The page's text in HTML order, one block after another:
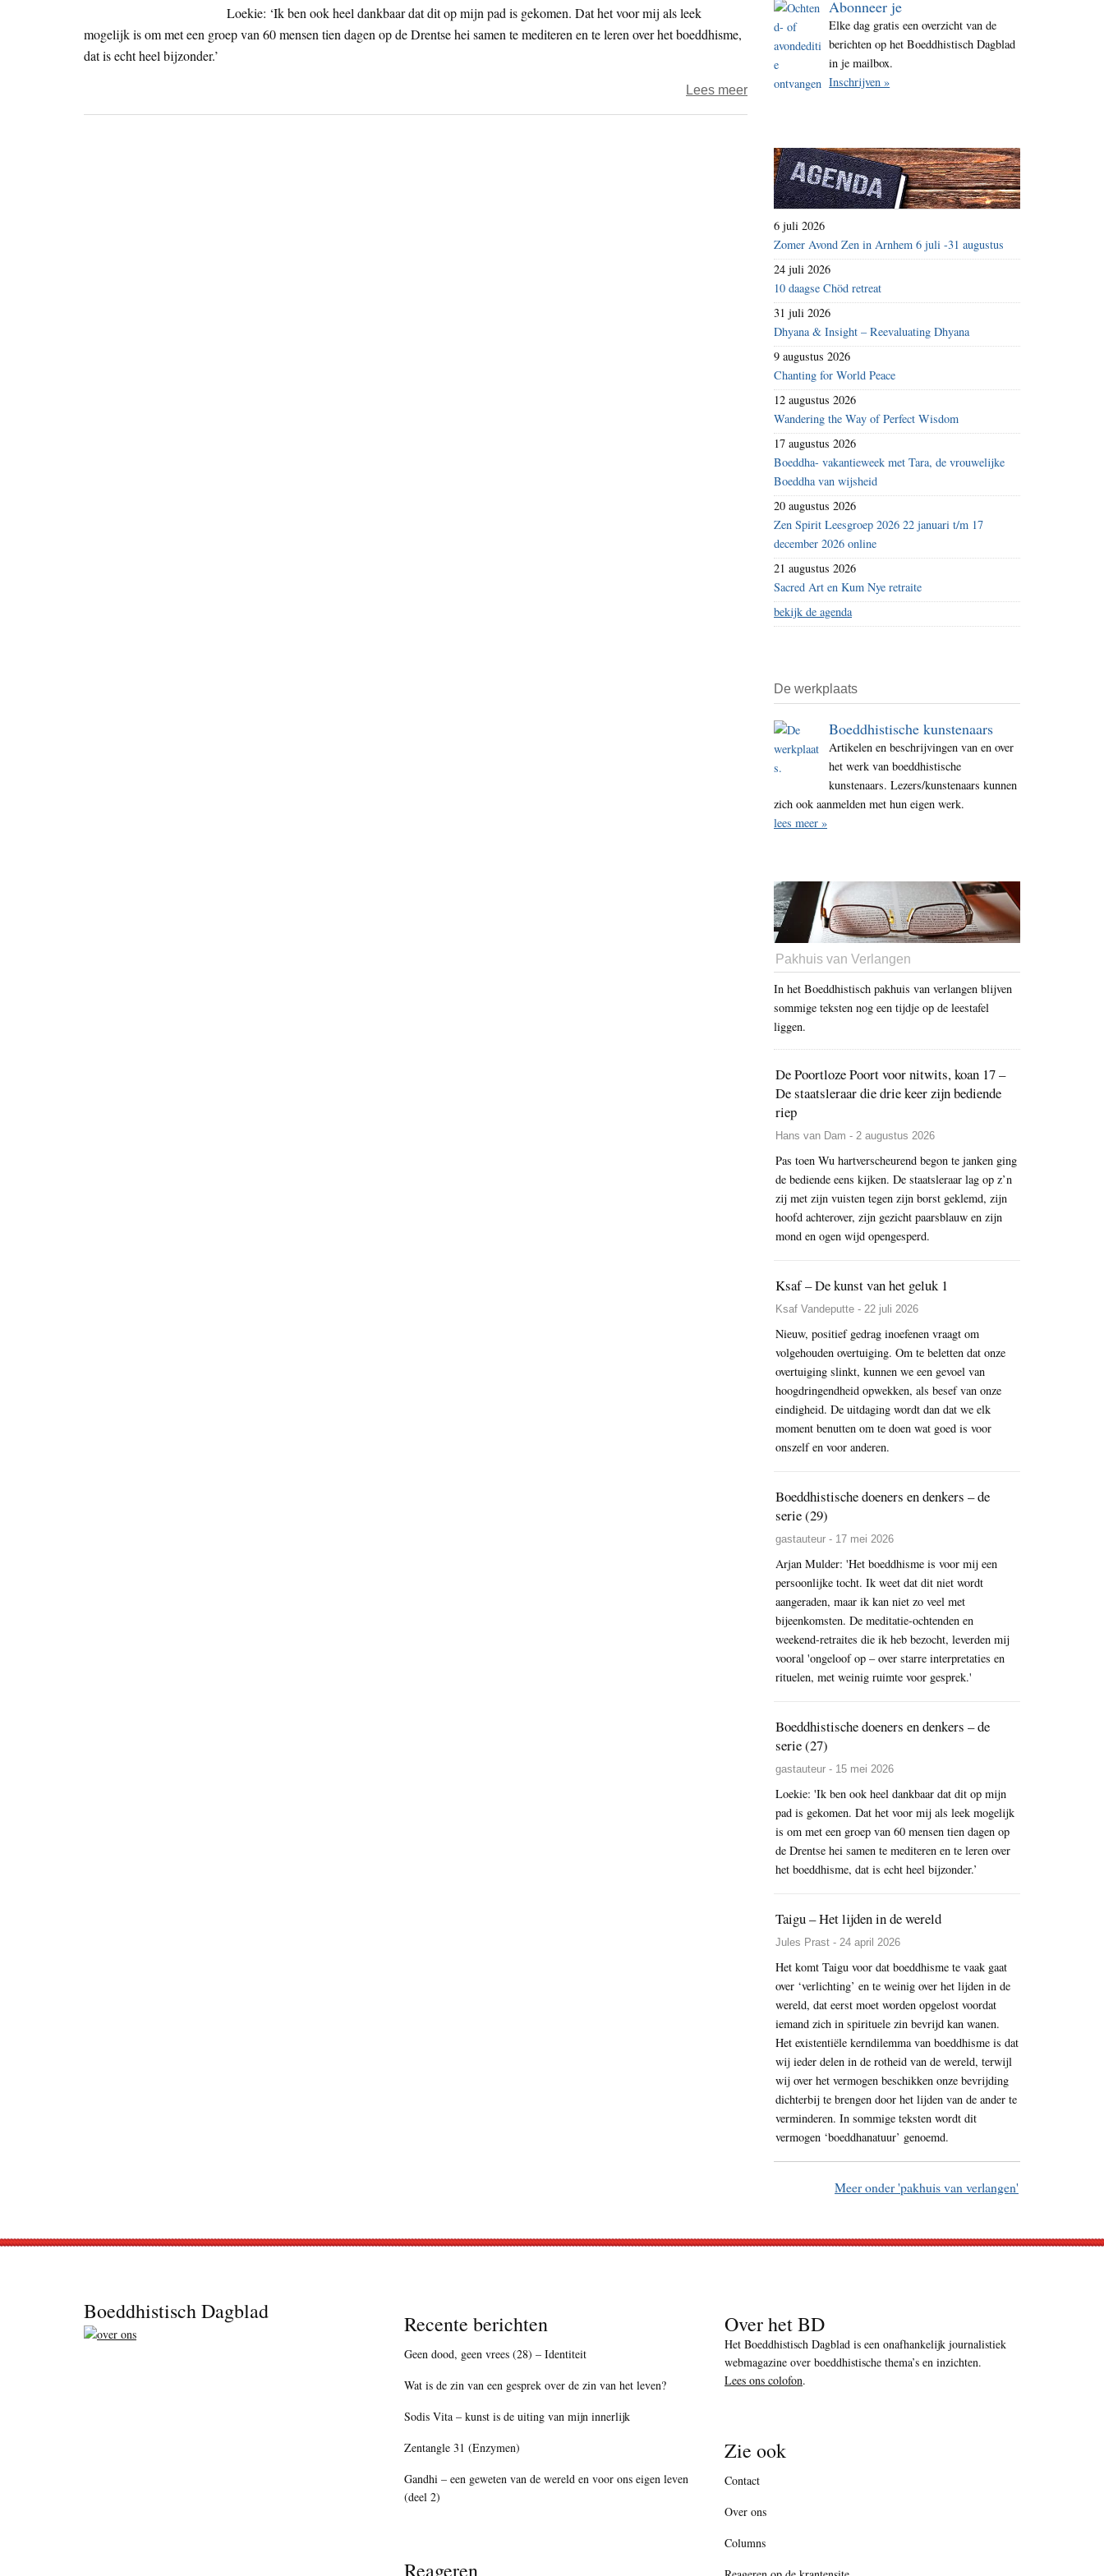
i
t
Loekie: ‘Ik ben ook heel dankbaar dat dit op mijn pad is gekomen. Dat het voor mij als leek
mogelijk is om met een groep van 60 mensen tien dagen op de Drentse hei samen te mediteren en te leren over het boeddhisme,
dat is echt heel bijzonder.’
Lees meerover
denkers
serie
Abonneer je
Elke dag gratis een overzicht van de
berichten op het Boeddhistisch Dagblad
in je mailbox.
Inschrijven »
6 juli 2026
Zomer Avond Zen in Arnhem 6 juli -31 augustus
24 juli 2026
10 daagse Chöd retreat
31 juli 2026
Dhyana & Insight – Reevaluating Dhyana
9 augustus 2026
Chanting for World Peace
12 augustus 2026
Wandering the Way of Perfect Wisdom
17 augustus 2026
Boeddha- vakantieweek met Tara, de vrouwelijke
Boeddha van wijsheid
20 augustus 2026
Zen Spirit Leesgroep 2026 22 januari t/m 17
december 2026 online
21 augustus 2026
Sacred Art en Kum Nye retraite
bekijk de agenda
De werkplaats
Boeddhistische kunstenaars
Artikelen en beschrijvingen van en over
het werk van boeddhistische
kunstenaars. Lezers/kunstenaars kunnen
zich ook aanmelden met hun eigen werk.
lees meer »
Pakhuis van Verlangen
In het Boeddhistisch pakhuis van verlangen blijven
sommige teksten nog een tijdje op de leestafel
liggen.
De Poortloze Poort voor nitwits, koan 17 –
De staatsleraar die drie keer zijn bediende
riep
Hans van Dam - 2 augustus 2026
Pas toen Wu hartverscheurend begon te janken ging
de bediende eens kijken. De staatsleraar lag op z’n
zij met zijn vuisten tegen zijn borst geklemd, zijn
hoofd achterover, zijn gezicht paarsblauw en zijn
mond en ogen wijd opengesperd.
Ksaf – De kunst van het geluk 1
Ksaf Vandeputte - 22 juli 2026
Nieuw, positief gedrag inoefenen vraagt om
volgehouden overtuiging. Om te beletten dat onze
overtuiging slinkt, kunnen we een gevoel van
hoogdringendheid opwekken, als besef van onze
eindigheid. De uitdaging wordt dan dat we elk
moment benutten om te doen wat goed is voor
onszelf en voor anderen.
Boeddhistische doeners en denkers – de
serie (29)
gastauteur - 17 mei 2026
Arjan Mulder: 'Het boeddhisme is voor mij een
persoonlijke tocht. Ik weet dat dit niet wordt
aangeraden, maar ik kan niet zo veel met
bijeenkomsten. De meditatie-ochtenden en
weekend-retraites die ik heb bezocht, leverden mij
vooral 'ongeloof op – over starre interpretaties en
rituelen, met weinig ruimte voor gesprek.'
Boeddhistische doeners en denkers – de
serie (27)
gastauteur - 15 mei 2026
Loekie: 'Ik ben ook heel dankbaar dat dit op mijn
pad is gekomen. Dat het voor mij als leek mogelijk
is om met een groep van 60 mensen tien dagen op
de Drentse hei samen te mediteren en te leren over
het boeddhisme, dat is echt heel bijzonder.’
Taigu – Het lijden in de wereld
Jules Prast - 24 april 2026
Het komt Taigu voor dat boeddhisme te vaak gaat
over ‘verlichting’ en te weinig over het lijden in de
wereld, dat eerst moet worden opgelost voordat
iemand zich in spirituele zin bevrijd kan wanen.
Het existentiële kerndilemma van boeddhisme is dat
wij ieder delen in de rotheid van de wereld, terwijl
wij over het vermogen beschikken onze bevrijding
dichterbij te brengen door het lijden van de ander te
verminderen. In sommige teksten wordt dit
vermogen ‘boeddhanatuur’ genoemd.
Meer onder 'pakhuis van verlangen'
Boeddhistisch Dagblad Recente berichten
Geen dood, geen vrees (28) – Identiteit
Wat is de zin van een gesprek over de zin van het leven?
Sodis Vita – kunst is de uiting van mijn innerlijk
Zentangle 31 (Enzymen)
Gandhi – een geweten van de wereld en voor ons eigen leven
(deel 2)
Reageren
Over het BD
Het Boeddhistisch Dagblad is een onafhankelijk journalistiek
webmagazine over boeddhistische thema’s en inzichten.
Lees ons colofon.
Zie ook
Contact
Over ons
Columns